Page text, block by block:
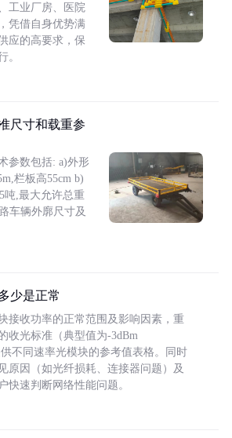
工业厂房、医院
凭借自身优势满
应的高要求，保
。
尺寸和载重参
参数包括: a)外形
栏板高55cm b)
吨,最大允许总重
车辆外廓尺寸及
少是正常
接收功率的正常范围及影响因素，重
收光标准（典型值为-3dBm
不同速率光模块的参考值表格。同时
原因（如光纤损耗、连接器问题）及
快速判断网络性能问题。